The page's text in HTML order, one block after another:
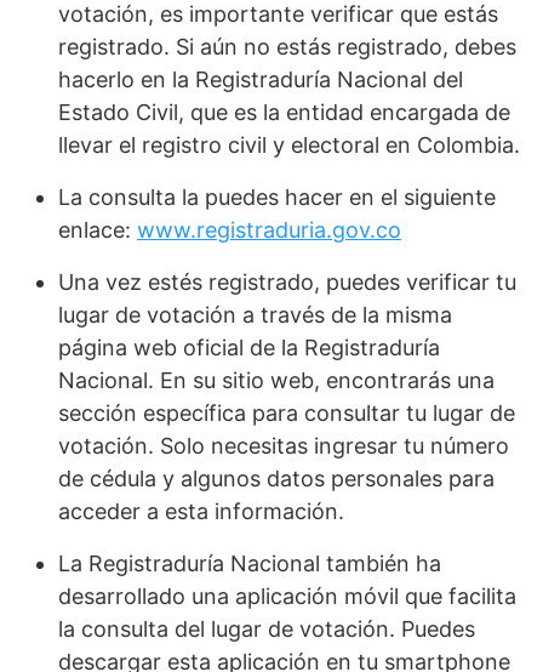
votación, es importante verificar que estás
registrado. Si aún no estás registrado, debes
hacerlo en la Registraduría Nacional del
Estado Civil, que es la entidad encargada de
llevar el registro civil y electoral en Colombia.
La consulta la puedes hacer en el siguiente
enlace: www.registraduria.gov.co
Una vez estés registrado, puedes verificar tu
lugar de votación a través de la misma
página web oficial de la Registraduría
Nacional. En su sitio web, encontrarás una
sección específica para consultar tu lugar de
votación. Solo necesitas ingresar tu número
de cédula y algunos datos personales para
acceder a esta información.
La Registraduría Nacional también ha
desarrollado una aplicación móvil que facilita
la consulta del lugar de votación. Puedes
descargar esta aplicación en tu smartphone